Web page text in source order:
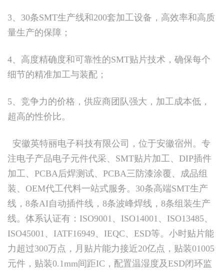
3、30条SMT生产线和200套加工设备，高效率和高质
量生产的保障；
4、高度精确度和可靠性的SMT贴片技术，确保每个
细节的精准加工与装配；
5、竞争力的价格，供应商团队强大，加工成本低，
超高的性价比。
安徽英特丽电子科技有限公司，位于安徽宿州。专
注电子产品电子元件代采、SMT贴片加工、DIP插件
加工、PCBA后焊测试、PCBA三防漆涂覆、成品组
装、OEM代工代料一站式服务。30条高端SMT生产
线，8条AI自动插件线，8条波峰焊线，8条组装生产
线。体系认证有：ISO9001、ISO14001、ISO13485、
ISO45001、IATF16949、IEQC、ESD等。小时贴片能
力超过300万点，月贴片能力接近20亿点，贴装01005
元件，贴装0.1mm间距IC，配置温湿度及ESD闭环监